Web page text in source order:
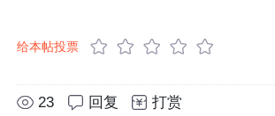
给本帖投票
23 回复 打赏